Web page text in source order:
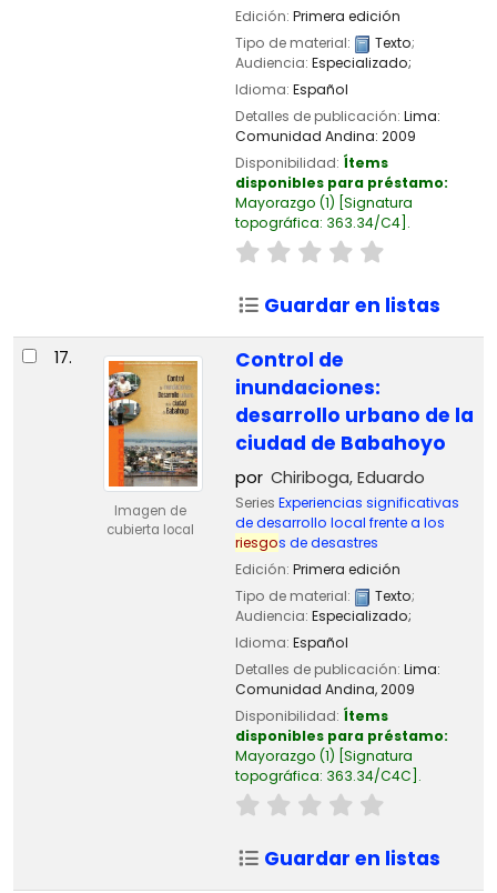
Edición: Primera edición
Tipo de material:
Texto;
Audiencia: Especializado;
Idioma: Español
Detalles de publicación: Lima:
Comunidad Andina: 2009
Disponibilidad: Ítems
disponibles para préstamo:
Mayorazgo (1) Signatura
topográfica: 363.34/C4 .
Guardar en listas
17.
Imagen de
cubierta local
Control de
inundaciones:
desarrollo urbano de la
ciudad de Babahoyo
por Chiriboga, Eduardo
Series Experiencias significativas
de desarrollo local frente a los
riesgos de desastres
Edición: Primera edición
Tipo de material:
Texto;
Audiencia: Especializado;
Idioma: Español
Detalles de publicación: Lima:
Comunidad Andina,2009
Disponibilidad: Ítems
disponibles para préstamo:
Mayorazgo (1) Signatura
topográfica: 363.34/C4C .
Guardar en listas